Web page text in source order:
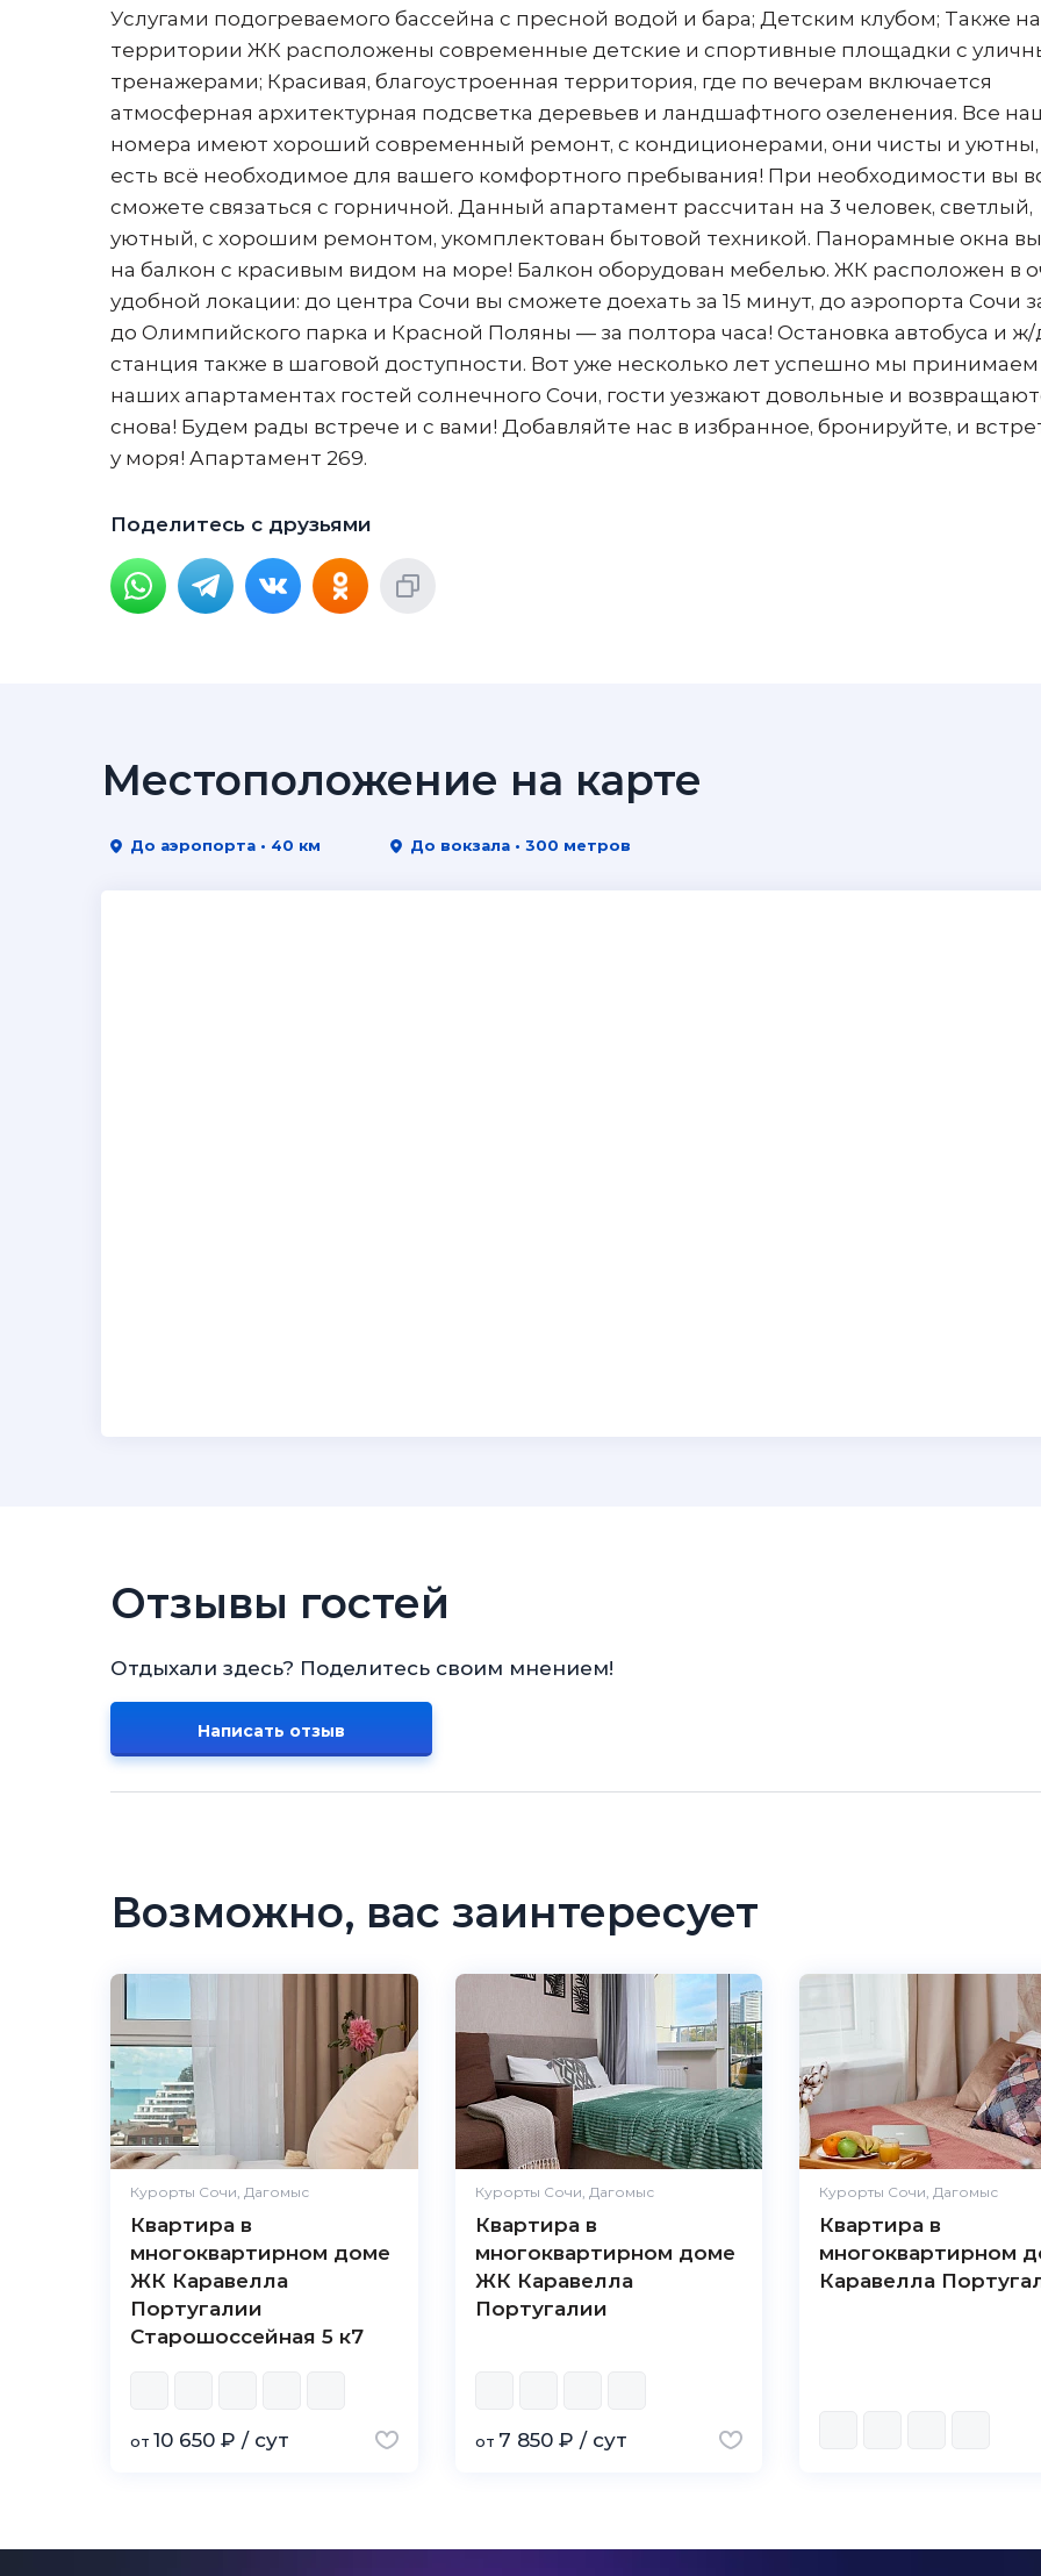
Услугами подогреваемого бассейна с пресной водой и бара; Детским клубом; Также на
территории ЖК расположены современные детские и спортивные площадки с
тренажерами; Красивая, благоустроенная территория, где по вечерам включается
атмосферная архитектурная подсветка деревьев и ландшафтного озеленения. Все
номера имеют хороший современный ремонт, с кондиционерами, они чисты и уютны,
есть всё необходимое для вашего комфортного пребывания! При необходимости вы
сможете связаться с горничной. Данный апартамент рассчитан на 3 человек, светлый,
уютный, с хорошим ремонтом, укомплектован бытовой техникой. Панорамные окна
на балкон с красивым видом на море! Балкон оборудован мебелью. ЖК расположен в
удобной локации: до центра Сочи вы сможете доехать за 15 минут, до аэропорта Сочи
до Олимпийского парка и Красной Поляны — за полтора часа! Остановка автобуса и ж/
станция также в шаговой доступности. Вот уже несколько лет успешно мы принимаем
наших апартаментах гостей солнечного Сочи, гости уезжают довольные и
снова! Будем рады встрече и с вами! Добавляйте нас в избранное, бронируйте, и
у моря! Апартамент 269.
Поделитесь с друзьями
Местоположение на карте
До аэропорта • 40 км До вокзала • 300 метров
Отзывы гостей
Отдыхали здесь? Поделитесь своим мнением!
Написать отзыв
Возможно, вас заинтересует
Курорты Сочи, Дагомыс
Квартира в
многоквартирном доме
ЖК Каравелла
Португалии
Старошоссейная 5 к7
от 10 650 ₽ / сут
Курорты Сочи, Дагомыс
Квартира в
многоквартирном доме
ЖК Каравелла
Португалии
от 7 850 ₽ / сут
Курорты Сочи, Дагомыс
Квартира в
многоквартирном
Каравелла